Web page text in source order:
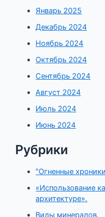
Январь 2025
Декабрь 2024
Ноябрь 2024
Октябрь 2024
Сентябрь 2024
Август 2024
Июль 2024
Июнь 2024
Рубрики
"Огненные
«Использование
архитектуре».
Виды минералов.